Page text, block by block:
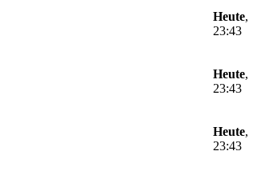
Heute,
23:43
Heute,
23:43
Heute,
23:43